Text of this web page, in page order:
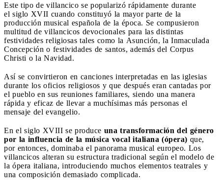
Este tipo de villancico se popularizó rápidamente durante
el siglo XVII cuando constituyó la mayor parte de la
producción musical española de la época. Se compusieron
multitud de villancicos devocionales para las distintas
festividades religiosas tales como la Asunción, la Inmaculada
Concepción o festividades de santos, además del Corpus
Christi o la Navidad.
Así se convirtieron en canciones interpretadas en las iglesias
durante los oficios religiosos y que después eran cantadas por
el pueblo en sus reuniones familiares, siendo una manera
rápida y eficaz de llevar a muchísimas más personas el
mensaje del evangelio.
En el siglo XVIII se produce una transformación del género
por la influencia de la música vocal italiana (ópera) que,
por entonces, dominaba el panorama musical europeo. Los
villancicos alteran su estructura tradicional según el modelo de
la ópera italiana, introduciendo muchos elementos teatrales y
una composición demasiado complicada.